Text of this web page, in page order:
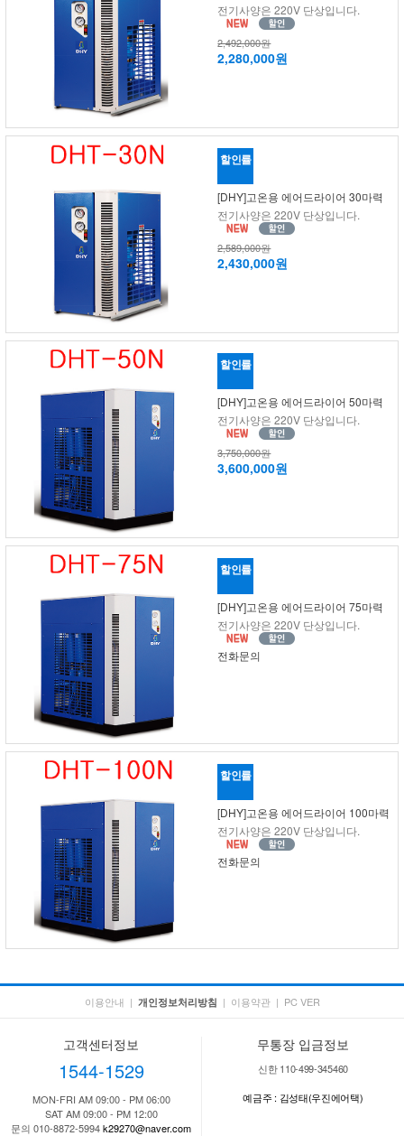
전기사양은 220V 단상입니다.
2,492,000원
2,280,000원
할인률
[DHY]고온용 에어드라이어 30마력
전기사양은 220V 단상입니다.
2,589,000원
2,430,000원
할인률
[DHY]고온용 에어드라이어 50마력
전기사양은 220V 단상입니다.
3,750,000원
3,600,000원
할인률
[DHY]고온용 에어드라이어 75마력
전기사양은 220V 단상입니다.
전화문의
할인률
[DHY]고온용 에어드라이어 100마력
전기사양은 220V 단상입니다.
전화문의
이용안내 | 개인정보처리방침 | 이용약관 | PC VER
고객센터정보
1544-1529
MON-FRI AM 09:00 - PM 06:00
SAT AM 09:00 - PM 12:00
문의 010-8872-5994k29270@naver.com
무통장 입금정보
신한 110-499-345460
예금주 : 김성태(우진에어택)